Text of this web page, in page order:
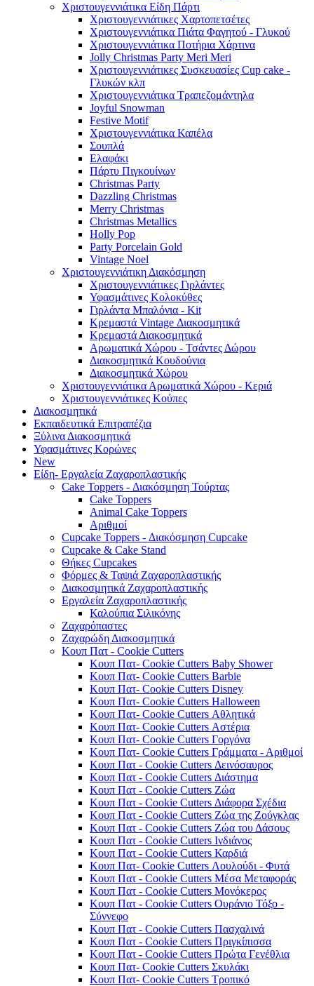
Χριστουγεννιάτικα Είδη Πάρτι
Χριστουγεννιάτικες Χαρτοπετσέτες
Χριστουγεννιάτικα Πιάτα Φαγητού - Γλυκού
Χριστουγεννιάτικα Ποτήρια Χάρτινα
Jolly Christmas Party Meri Meri
Χριστουγεννιάτικες Συσκευασίες Cup cake -
Γλυκών κλπ
Χριστουγεννιάτικα Τραπεζομάντηλα
Joyful Snowman
Festive Motif
Χριστουγεννιάτικα Καπέλα
Σουπλά
Ελαφάκι
Πάρτυ Πιγκουίνων
Christmas Party
Dazzling Christmas
Merry Christmas
Christmas Metallics
Holly Pop
Party Porcelain Gold
Vintage Noel
Χριστουγεννιάτικη Διακόσμηση
Χριστουγεννιάτικες Γιρλάντες
Υφασμάτινες Κολοκύθες
Γιρλάντα Μπαλόνια - Kit
Κρεμαστά Vintage Διακοσμητικά
Κρεμαστά Διακοσμητικά
Αρωματικά Χώρου - Τσάντες Δώρου
Διακοσμητικά Κουδούνια
Διακοσμητικά Χώρου
Χριστουγεννιάτικα Αρωματικά Χώρου - Κεριά
Χριστουγεννιάτικες Κούπες
Διακοσμητικά
Εκπαιδευτικά Επιτραπέζια
Ξύλινα Διακοσμητικά
Υφασμάτινες Κορώνες
New
Είδη- Εργαλεία Ζαχαροπλαστικής
Cake Toppers - Διακόσμηση Τούρτας
Cake Toppers
Animal Cake Toppers
Αριθμοί
Cupcake Toppers - Διακόσμηση Cupcake
Cupcake & Cake Stand
Θήκες Cupcakes
Φόρμες & Ταψιά Ζαχαροπλαστικής
Διακοσμητικά Ζαχαροπλαστικής
Εργαλεία Ζαχαροπλαστικής
Καλούπια Σιλικόνης
Ζαχαρόπαστες
Ζαχαρώδη Διακοσμητικά
Κουπ Πατ - Cookie Cutters
Κουπ Πατ- Cookie Cutters Baby Shower
Κουπ Πατ- Cookie Cutters Barbie
Κουπ Πατ- Cookie Cutters Disney
Κουπ Πατ- Cookie Cutters Halloween
Κουπ Πατ- Cookie Cutters Αθλητικά
Κουπ Πατ- Cookie Cutters Αστέρια
Κουπ Πατ- Cookie Cutters Γοργόνα
Κουπ Πατ- Cookie Cutters Γράμματα - Αριθμοί
Κουπ Πατ - Cookie Cutters Δεινόσαυρος
Κουπ Πατ - Cookie Cutters Διάστημα
Κουπ Πατ - Cookie Cutters Ζώα
Κουπ Πατ - Cookie Cutters Διάφορα Σχέδια
Κουπ Πατ - Cookie Cutters Ζώα της Ζούγκλας
Κουπ Πατ - Cookie Cutters Ζώα του Δάσους
Κουπ Πατ - Cookie Cutters Ινδιάνος
Κουπ Πατ - Cookie Cutters Καρδιά
Κουπ Πατ- Cookie Cutters Λουλούδι - Φυτά
Κουπ Πατ - Cookie Cutters Μέσα Μεταφοράς
Κουπ Πατ - Cookie Cutters Μονόκερος
Κουπ Πατ - Cookie Cutters Ουράνιο Τόξο -
Σύννεφο
Κουπ Πατ - Cookie Cutters Πασχαλινά
Κουπ Πατ - Cookie Cutters Πριγκίπισσα
Κουπ Πατ - Cookie Cutters Πρώτα Γενέθλια
Κουπ Πατ- Cookie Cutters Σκυλάκι
Κουπ Πατ- Cookie Cutters Τροπικό